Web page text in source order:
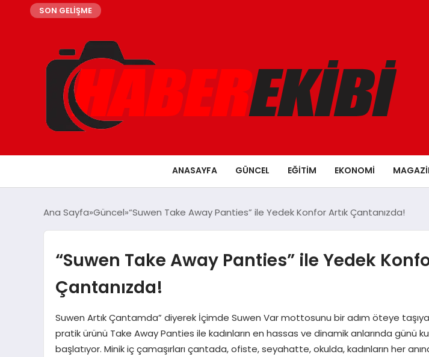
SON GELİŞME
ANASAYFA GÜNCEL EĞITIM EKONOMI
Ana Sayfa Güncel “Suwen Take Away Panties” ile Yedek Konfor Artık Çantanızda!
“Suwen Take Away Panties” ile Yedek
Çantanızda!
Suwen Artık Çantamda” diyerek İçimde Suwen Var mottosunu bir adım öteye
pratik ürünü Take Away Panties ile kadınların en hassas ve dinamik anlarında günü
başlatıyor. Minik iç çamaşırları çantada, ofiste, seyahatte, okulda, kadınların her